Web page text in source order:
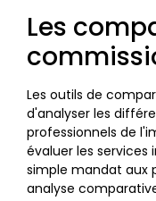
Les
Les outils de
d'analyser les
professionnels de
évaluer les services
simple mandat aux
analyse